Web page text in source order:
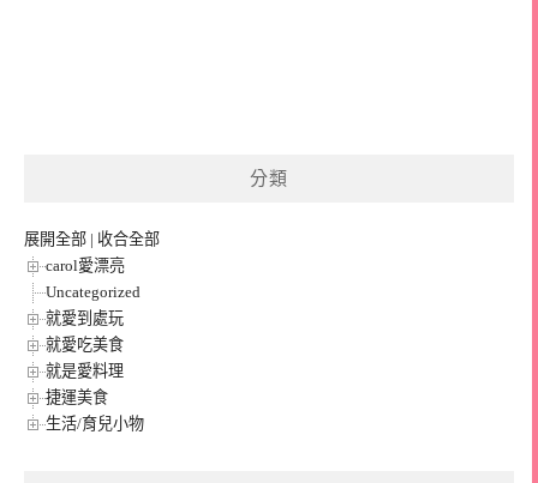
分類
展開全部 | 收合全部
carol愛漂亮
Uncategorized
就愛到處玩
就愛吃美食
就是愛料理
捷運美食
生活/育兒小物